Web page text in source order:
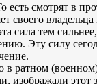
смотрят в
своего
сила тем
Эту силу
ратном
изображали